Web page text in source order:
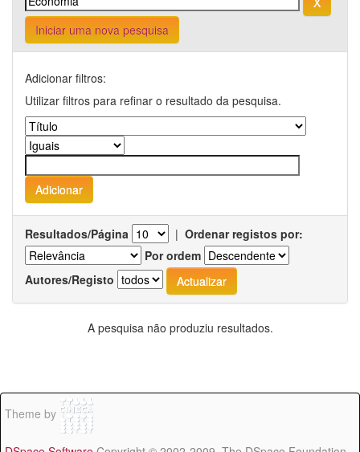
Iniciar uma nova pesquisa
Adicionar filtros:
Utilizar filtros para refinar o resultado da pesquisa.
Resultados/Página | Ordenar registos por:
Por ordem
Autores/Registo
A pesquisa não produziu resultados.
Theme by